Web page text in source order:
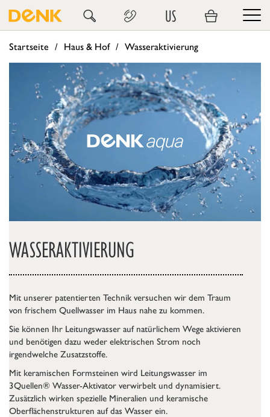
US
Startseite Haus & Hof Wasseraktivierung
WASSERAKTIVIERUNG
Mit unserer patentierten Technik versuchen wir dem Traum
von frischem Quellwasser im Haus nahe zu kommen.
Sie können Ihr Leitungswasser auf natürlichem Wege aktivieren
und benötigen dazu weder elektrischen Strom noch
irgendwelche Zusatzstoffe.
Mit keramischen Formsteinen wird Leitungswasser im
3Quellen® Wasser-Aktivator verwirbelt und dynamisiert.
Zusätzlich wirken spezielle Mineralien und keramische
Oberflächenstrukturen auf das Wasser ein.